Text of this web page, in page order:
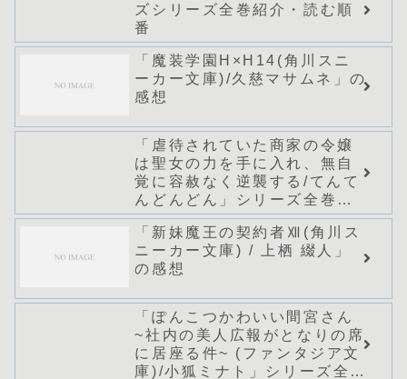
ズシリーズ全巻紹介・読む順
番
「魔装学園H×H14(角川スニ
ーカー文庫)/久慈マサムネ」の
感想
「虐待されていた商家の令嬢
は聖女の力を手に入れ、無自
覚に容赦なく逆襲する/てんて
んどんどん」シリーズ全巻の
あらすじ・感想
「新妹魔王の契約者Ⅻ(角川ス
ニーカー文庫) / 上栖 綴人」
の感想
「ぽんこつかわいい間宮さん
~社内の美人広報がとなりの席
に居座る件~ (ファンタジア文
庫)/小狐ミナト」シリーズ全巻